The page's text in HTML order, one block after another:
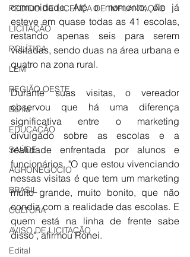
PEDIDO DE LICENÇA DE IMPLANTAÇÃO
LICITAÇÃO
POLÍTICA
LEM
REGIÃO OESTE
Bahia
EDUCAÇÃO
SAÚDE
AGRONEGÓCIO
BRASIL
CULTURA
AVISO DE LICITAÇÃO
Edital
comunidade. Até o momento, ele já
esteve em quase todas as 41 escolas,
restando apenas seis para serem
visitadas, sendo duas na área urbana e
quatro na zona rural.
Durante suas visitas, o vereador
observou que há uma diferença
significativa entre o marketing
divulgado sobre as escolas e a
realidade enfrentada por alunos e
funcionários. "O que estou vivenciando
nessas visitas é que tem um marketing
muito grande, muito bonito, que não
condiz com a realidade das escolas. E
quem está na linha de frente sabe
disso", afirmou Ronei.